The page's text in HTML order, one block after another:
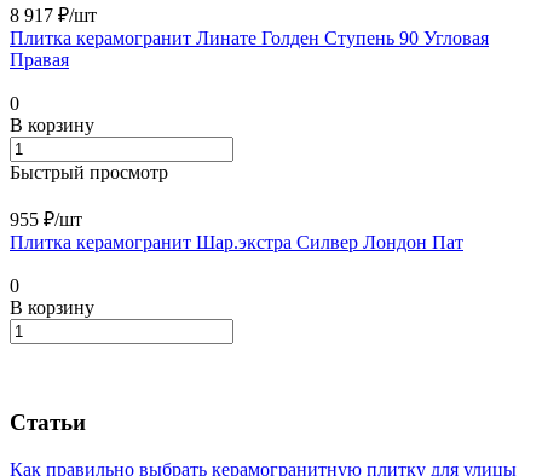
8 917 ₽/шт
Плитка керамогранит Линате Голден Ступень 90 Угловая
Правая
0
В корзину
Быстрый просмотр
955 ₽/шт
Плитка керамогранит Шар.экстра Силвер Лондон Пат
0
В корзину
Статьи
Как правильно выбрать керамогранитную плитку для улицы